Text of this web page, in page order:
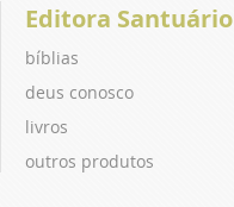
Editora Santuário
bíblias
deus conosco
livros
outros produtos